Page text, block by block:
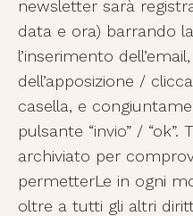
newsletter sarà
data e ora) barrando
l’inserimento
dell’apposizione /
casella, e
pulsante “invio” / “ok”.
archiviato per
permetterLe in ogni
oltre a tutti gli altri